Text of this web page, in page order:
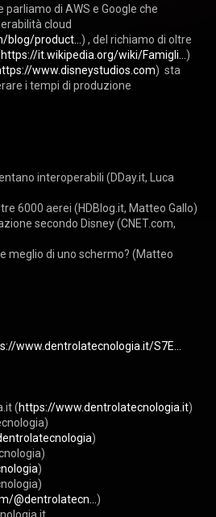
parliamo di AWS e Google che
cloud
product... ) , del richiamo di oltre
https://it.wikipedia.org/wiki/Famigli... )
www.disneystudios.com)  sta
i tempi di produzione
interoperabili (DDay.it, Luca
secondo Disney (CNET.com,
meglio di uno schermo? (Matteo
www.dentrolatecnologia.it/S7E...
(https://www.dentrolatecnologia.it)
)
)
@dentrolatecn... )